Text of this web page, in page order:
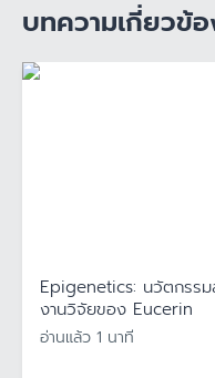
บทความเกี่ยวข้
Epigenetics: นวัตกรร
งานวิจัยของ Eucerin
อ่านแล้ว 1 นาที